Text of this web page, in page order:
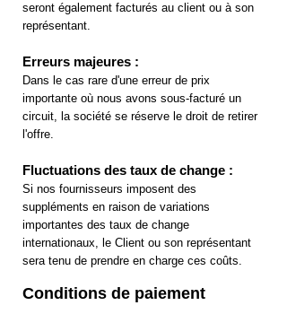
seront également facturés au client ou à son
représentant.
Erreurs majeures :
Dans le cas rare d'une erreur de prix
importante où nous avons sous-facturé un
circuit, la société se réserve le droit de retirer
l'offre.
Fluctuations des taux de change :
Si nos fournisseurs imposent des
suppléments en raison de variations
importantes des taux de change
internationaux, le Client ou son représentant
sera tenu de prendre en charge ces coûts.
Conditions de paiement